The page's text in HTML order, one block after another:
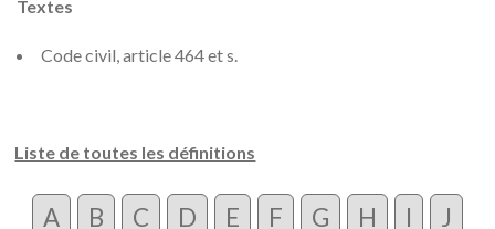
Textes
Code civil, article 464 et s.
Liste de toutes les définitions
A B C D E F G H I J